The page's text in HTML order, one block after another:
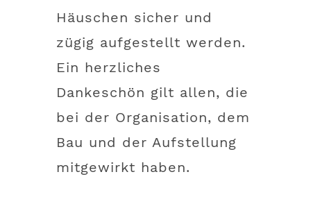
Häuschen sicher und
zügig aufgestellt werden.
Ein herzliches
Dankeschön gilt allen, die
bei der Organisation, dem
Bau und der Aufstellung
mitgewirkt haben.